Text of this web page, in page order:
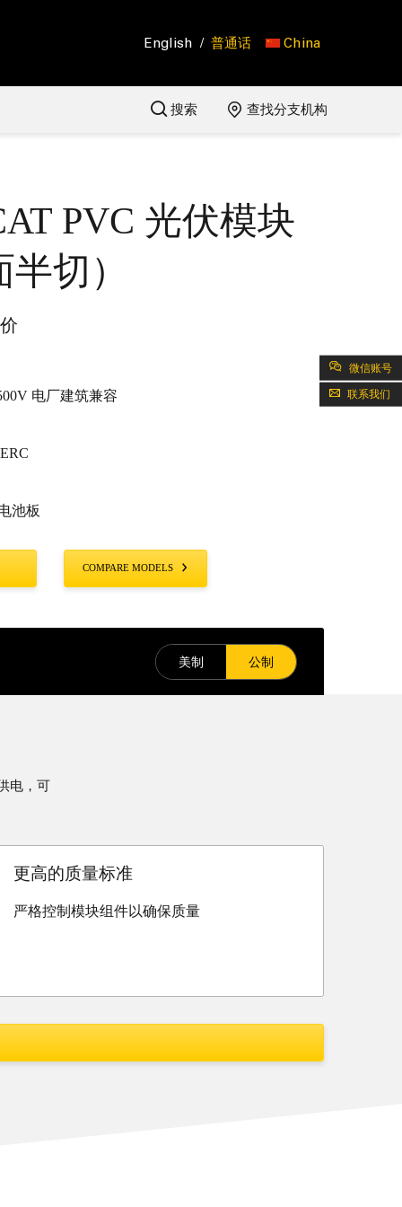
English / 普通话 China
搜索 查找分支机构
微信账号
联系我们
PVC 光伏模块
半切）
电厂建筑兼容
池板
COMPARE MODELS
美制 公制
电，可
更高的质量标准
严格控制模块组件以确保质量